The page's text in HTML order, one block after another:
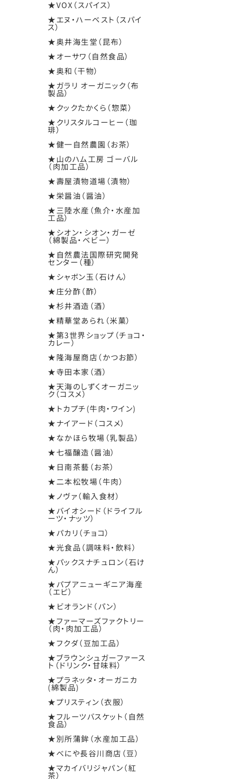
★VOX（スパイス）
★エヌ・ハーベスト（スパイ
ス）
★奥井海生堂（昆布）
★オーサワ（自然食品）
★奥和（干物）
★ガラリ オーガニック（布
製品）
★クックたかくら（惣菜）
★クリスタルコーヒー（珈
琲）
★健一自然農園（お茶）
★山のハム工房 ゴーバル
（肉加工品）
★壽屋漬物道場（漬物）
★栄醤油（醤油）
★三陸水産（魚介・水産加
工品）
★シオン・シオン・ガーゼ
（綿製品・ベビー）
★自然農法国際研究開発
センター（種）
★シャボン玉（石けん）
★庄分酢（酢）
★杉井酒造（酒）
★精華堂あられ（米菓）
★第3世界ショップ（チョコ・
カレー）
★隆海屋商店（かつお節）
★寺田本家（酒）
★天海のしずくオーガニッ
ク（コスメ）
★トカプチ(牛肉・ワイン)
★ナイアード（コスメ）
★なかほら牧場（乳製品）
★七福醸造（醤油）
★日南茶藝（お茶）
★二本松牧場（牛肉）
★ノヴァ（輸入食材）
★バイオシード（ドライフル
ーツ・ナッツ）
★パカリ（チョコ）
★光食品（調味料・飲料）
★パックスナチュロン（石け
ん）
★パプアニューギニア海産
（エビ）
★ビオランド（パン）
★ファーマーズファクトリー
（肉・肉加工品）
★フクダ（豆加工品）
★ブラウンシュガーファース
ト（ドリンク・甘味料）
★プラネッタ・オーガニカ
(綿製品)
★プリスティン（衣服）
★フルーツバスケット（自然
食品）
★別所蒲鉾（水産加工品）
★べにや長谷川商店（豆）
★マカイバリジャパン（紅
茶）